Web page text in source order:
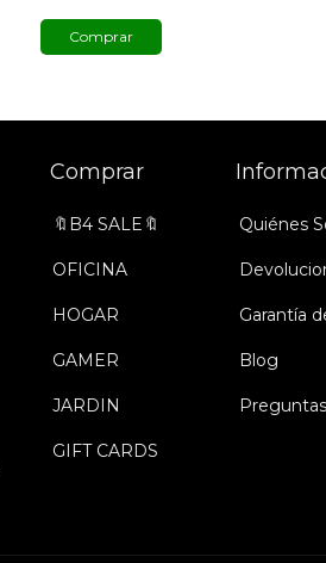
Comprar
Comprar
🔖B4 SALE🔖
OFICINA
HOGAR
GAMER
JARDIN
GIFT CARDS
Quiénes
Garantía
Blog